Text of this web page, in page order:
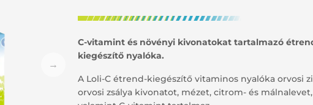
Babatervezés Gyerekeknek
Szellemi frissesség és egyensúly Emésztőrendszer
Goodwill Life termékek Vérkeringés
C-vitamint és növényi kivonatokat tartalmazó
kiegészítő nyalóka.
A Loli-C étrend-kiegészítő vitaminos nyalóka orvosi
orvosi zsálya kivonatot, mézet, citrom- és málnalevet,